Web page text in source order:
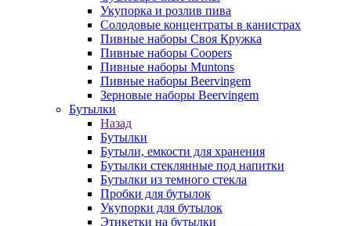
Укупорка и розлив пива
Солодовые концентраты в канистрах
Пивные наборы Своя Кружка
Пивные наборы Coopers
Пивные наборы Muntons
Пивные наборы Beervingem
Зерновые наборы Beervingem
Бутылки
Назад
Бутылки
Бутыли, емкости для хранения
Бутылки стеклянные под напитки
Бутылки из темного стекла
Пробки для бутылок
Укупорки для бутылок
Этикетки на бутылки